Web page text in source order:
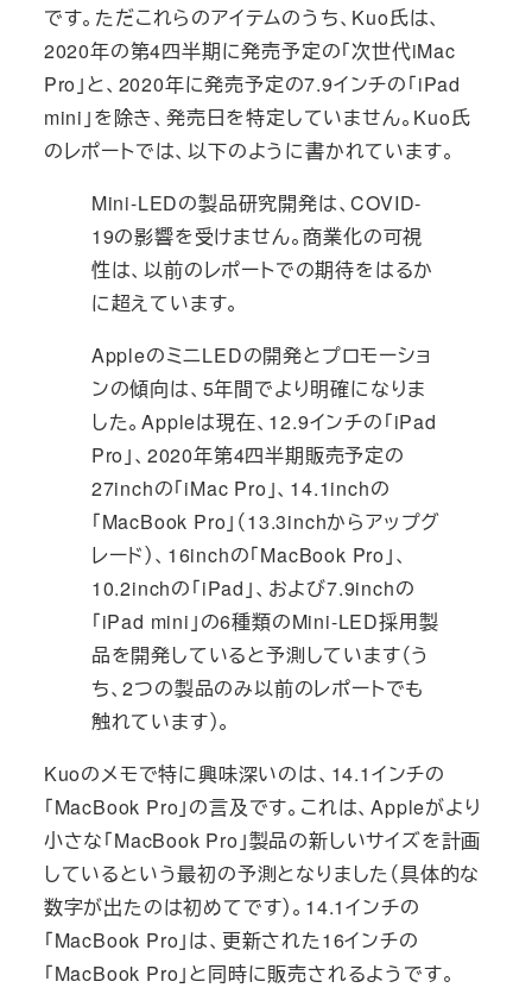
です。ただこれらのアイテムのうち、Kuo氏は、
2020年の第4四半期に発売予定の「次世代iMac
Pro」と、2020年に発売予定の7.9インチの「iPad
mini」を除き、発売日を特定していません。Kuo氏
のレポートでは、以下のように書かれています。
Mini-LEDの製品研究開発は、COVID-
19の影響を受けません。商業化の可視
性は、以前のレポートでの期待をはるか
に超えています。
AppleのミニLEDの開発とプロモーショ
ンの傾向は、5年間でより明確になりま
した。Appleは現在、12.9インチの「iPad
Pro」、2020年第4四半期販売予定の
27inchの「iMac Pro」、14.1inchの
「MacBook Pro」（13.3inchからアップグ
レード）、16inchの「MacBook Pro」、
10.2inchの「iPad」、および7.9inchの
「iPad mini」の6種類のMini-LED採用製
品を開発していると予測しています（う
ち、2つの製品のみ以前のレポートでも
触れています）。
Kuoのメモで特に興味深いのは、14.1インチの
「MacBook Pro」の言及です。これは、Appleがより
小さな「MacBook Pro」製品の新しいサイズを計画
しているという最初の予測となりました（具体的な
数字が出たのは初めてです）。14.1インチの
「MacBook Pro」は、更新された16インチの
「MacBook Pro」と同時に販売されるようです。